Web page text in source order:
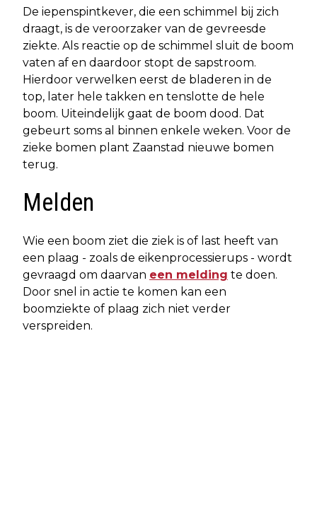
De iepenspintkever, die een schimmel bij zich
draagt, is de veroorzaker van de gevreesde
ziekte. Als reactie op de schimmel sluit de boom
vaten af en daardoor stopt de sapstroom.
Hierdoor verwelken eerst de bladeren in de
top, later hele takken en tenslotte de hele
boom. Uiteindelijk gaat de boom dood. Dat
gebeurt soms al binnen enkele weken. Voor de
zieke bomen plant Zaanstad nieuwe bomen
terug.
Melden
Wie een boom ziet die ziek is of last heeft van
een plaag - zoals de eikenprocessierups - wordt
gevraagd om daarvan een melding te doen.
Door snel in actie te komen kan een
boomziekte of plaag zich niet verder
verspreiden.